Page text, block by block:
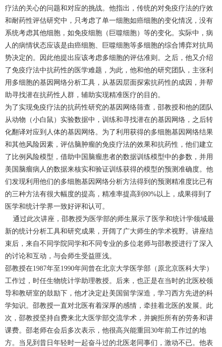
疗法的关心的问题和对应的挑战。他指出，传统的对免疫疗法的疗效
和耐药性评估研究中，只考虑了单一细胞如癌细胞的变化情况，没有
系统考虑其他细胞，如免疫细胞（巨噬细胞）等的变化。实际中，病
人的病情状态应该是由癌细胞、巨噬细胞等多细胞的综合博弈对抗局
势决定的。因此他提出应该考虑多细胞的评估准则。之后，他又介绍
了免疫疗法中抗药性的医学难题，为此，他和他的研究团队，主张利
用多细胞的基因网络分析工具，从基因层面探索抗药性的成因，并帮
助寻找潜在抗药性人群，辅助实现精准医疗的目的。
为了实现免疫疗法的抗药性研究的基因网络筛查，邵教授和他的团队
从动物（小白鼠）实验数据中，训练和寻找潜在的基因网络，之后转
化翻译对应到人体的基因网络。为了利用获得的多细胞基因网络结果
和其他风险因素，评估脑肿瘤的免疫疗法的效果和抗药性，他们建立
了比例风险模型，借助中国脑瘤患者的数据训练模型中的参数，并用
美国脑瘤病人的数据来核实和验证训练获得的模型的预测准确度。他
们发现利用他们的多细胞基因网络分析方法得到的预测精准度比已有
的三种方法有很大幅度的提高，精准率提高到80%以上，成果得到了
医学和统计学界一致好评和认可。
通过此次讲座，邵教授为医学部的师生展示了医学和统计学领域最
新的统计分析工具和研究成果，开阔了广大师生的学术视野。讲座结
束后，来自不同学院同学和不同专业的多位老师与邵教授进行了深入
的讨论和互动，与会师生受益匪浅。
邵教授在1987年至1990年间曾在北京大学医学部（原北京医科大学）
工作过，时任生物统计学助理教授。后来，也正是在当时的北医校领
导和教研室的鼓励下，他才决定赴美国留学深造，学习西方先进的科
学知识。邵教授一直对北医有着深厚的感情，牵挂着北医的发展。此
次，邵教授坚持自费来北大医学部交流学术，并婉拒所有的劳务和讲
课费。邵老师在会后多次表示，他很高兴能重回30年前工作过的地
方。当见到昔日年轻时一起奋斗过的北医老同事们，激动不已。他表